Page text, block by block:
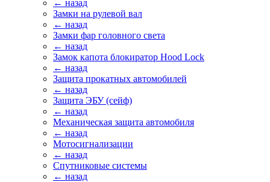
← назад
Замки на рулевой вал
← назад
Замки фар головного света
← назад
Замок капота блокиратор Hood Lock
← назад
Защита прокатных автомобилей
← назад
Защита ЭБУ (сейф)
← назад
Механическая защита автомобиля
← назад
Мотосигнализации
← назад
Спутниковые системы
← назад